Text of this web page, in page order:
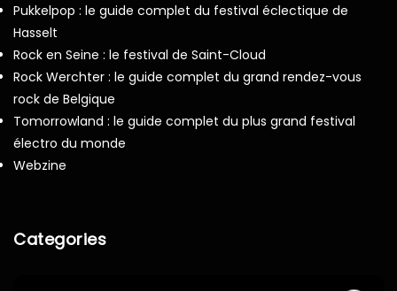
Pukkelpop : le guide complet du festival éclectique de
Hasselt
Rock en Seine : le festival de Saint-Cloud
Rock Werchter : le guide complet du grand rendez-vous
rock de Belgique
Tomorrowland : le guide complet du plus grand festival
électro du monde
Webzine
Categories